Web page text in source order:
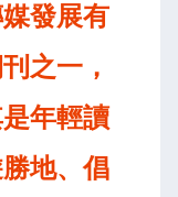
發展有
之一，
年輕讀
地、倡